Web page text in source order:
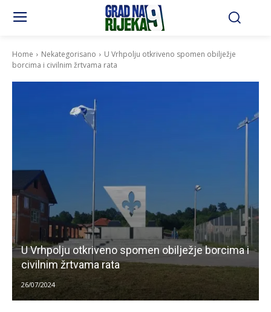
Home Nekategorisano
U Vrhpolju otkriveno spomen obilježje
borcima i civilnim žrtvama rata
U Vrhpolju otkriveno spomen obilježje borcima i
civilnim žrtvama rata
26/07/2024